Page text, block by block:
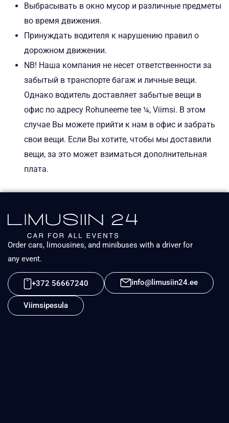
Выбрасывать в окно мусор и различные предметы
во время движения.
Принуждать водителя к нарушению правил о
дорожном движении.
NB! Наша компания не несет ответственности за
забытый в транспорте багаж и личные вещи.
Однако водитель доставляет забытые вещи в
офис по адресу Rohuneeme tee ¼, Viimsi. В этом
случае Вы можете прийти к нам в офис и забрать
свои вещи. Если Вы хотите, чтобы мы доставили
вещи, за это может взиматься дополнительная
плата.
Order cars, limousines, and minibuses with a driver for
any event.
+372 56667240 info@limusiin24.ee
Viimsipesula